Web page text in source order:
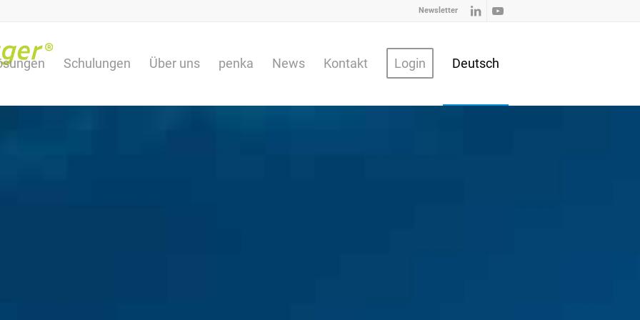
Newsletter
Schulungen Über uns penka News Kontakt Login Deutsch